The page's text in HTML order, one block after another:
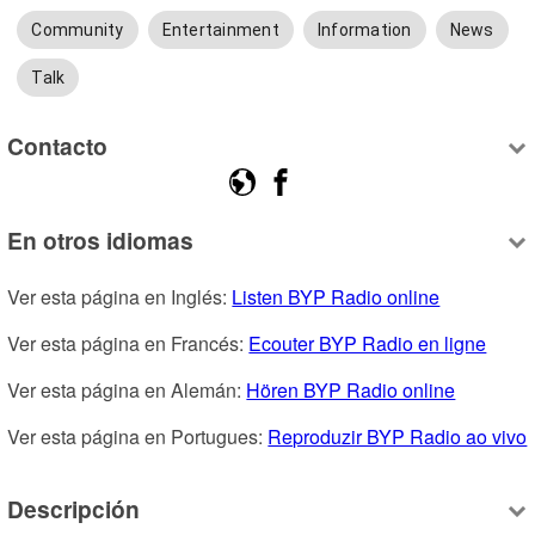
Community Entertainment Information News
Talk
Contacto
En otros idiomas
Ver esta página en Inglés: Listen BYP Radio online
Ver esta página en Francés: Ecouter BYP Radio en ligne
Ver esta página en Alemán: Hören BYP Radio online
Ver esta página en Portugues: Reproduzir BYP Radio ao vivo
Descripción